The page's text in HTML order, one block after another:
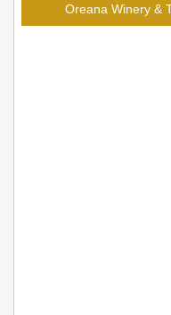
Oreana Winery &